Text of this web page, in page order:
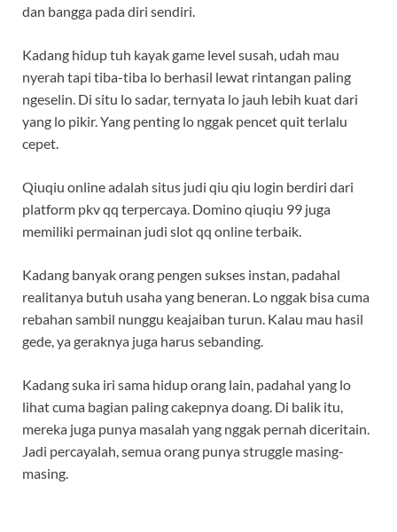
dan bangga pada diri sendiri.
Kadang hidup tuh kayak game level susah, udah mau
nyerah tapi tiba-tiba lo berhasil lewat rintangan paling
ngeselin. Di situ lo sadar, ternyata lo jauh lebih kuat dari
yang lo pikir. Yang penting lo nggak pencet quit terlalu
cepet.
Qiuqiu online adalah situs judi qiu qiu login berdiri dari
platform pkv qq terpercaya. Domino qiuqiu 99 juga
memiliki permainan judi slot qq online terbaik.
Kadang banyak orang pengen sukses instan, padahal
realitanya butuh usaha yang beneran. Lo nggak bisa cuma
rebahan sambil nunggu keajaiban turun. Kalau mau hasil
gede, ya geraknya juga harus sebanding.
Kadang suka iri sama hidup orang lain, padahal yang lo
lihat cuma bagian paling cakepnya doang. Di balik itu,
mereka juga punya masalah yang nggak pernah diceritain.
Jadi percayalah, semua orang punya struggle masing-
masing.